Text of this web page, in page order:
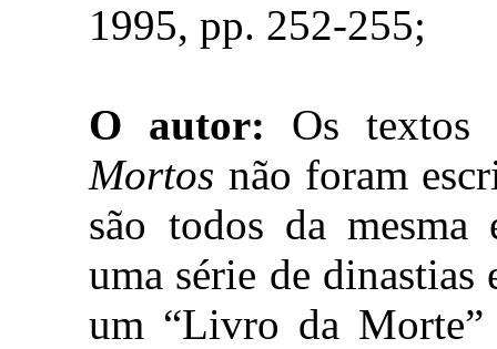
1995, pp. 252-255;
O autor: Os
Mortos não foram
são todos da mesma
uma série de dinastias
um “Livro da Morte”